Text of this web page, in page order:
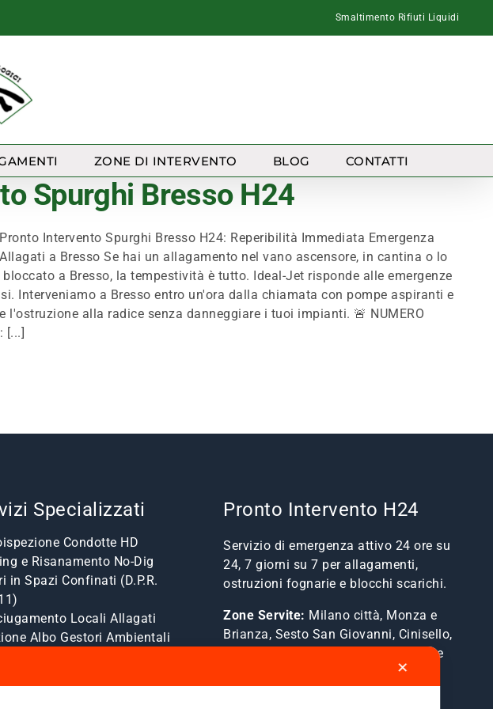
Smaltimento Rifiuti Liquidi
ZONE DI INTERVENTO BLOG CONTATTI
Spurghi Bresso H24
Pronto Intervento Spurghi Bresso H24: Reperibilità Immediata Emergenza
a Bresso Se hai un allagamento nel vano ascensore, in cantina o lo
a Bresso, la tempestività è tutto. Ideal-Jet risponde alle emergenze
Interveniamo a Bresso entro un'ora dalla chiamata con pompe aspiranti e
l'ostruzione alla radice senza danneggiare i tuoi impianti. 🚨 NUMERO
[...]
Specializzati
Condotte HD
e Risanamento No-Dig
in Spazi Confinati (D.P.R.
Locali Allagati
Albo Gestori Ambientali
Pronto Intervento H24
Servizio di emergenza attivo 24 ore su
24, 7 giorni su 7 per allagamenti,
ostruzioni fognarie e blocchi scarichi.
Zone Servite: Milano città, Monza e
Brianza, Sesto San Giovanni, Cinisello,
Cologno, Bresso, Segrate, Cernusco e
✕